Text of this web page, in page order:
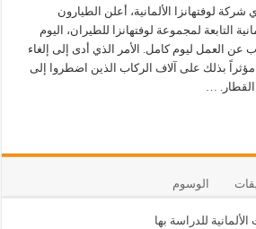
لوفتهانزا الألمانية، أعلن الطيارون
التابعة لمجموعة لوفتهانزا للطيران، اليوم
إضراب عن العمل ليوم كامل. الأمر الذي أدى إلى إلغاء
مؤثراً بذلك على آلاف الركاب الذين اضطروا إلى
…
الوسوم
للدراسة بها